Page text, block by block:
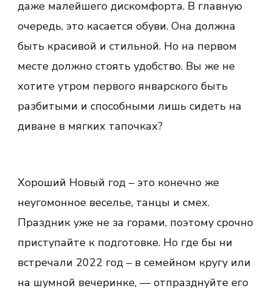
даже малейшего дискомфорта. В главную
очередь, это касается обуви. Она должна
быть красивой и стильной. Но на первом
месте должно стоять удобство. Вы же не
хотите утром первого январского быть
разбитыми и способными лишь сидеть на
диване в мягких тапочках?
Хороший Новый год – это конечно же
неугомонное веселье, танцы и смех.
Праздник уже не за горами, поэтому срочно
приступайте к подготовке. Но где бы ни
встречали 2022 год – в семейном кругу или
на шумной вечеринке, — отпразднуйте его